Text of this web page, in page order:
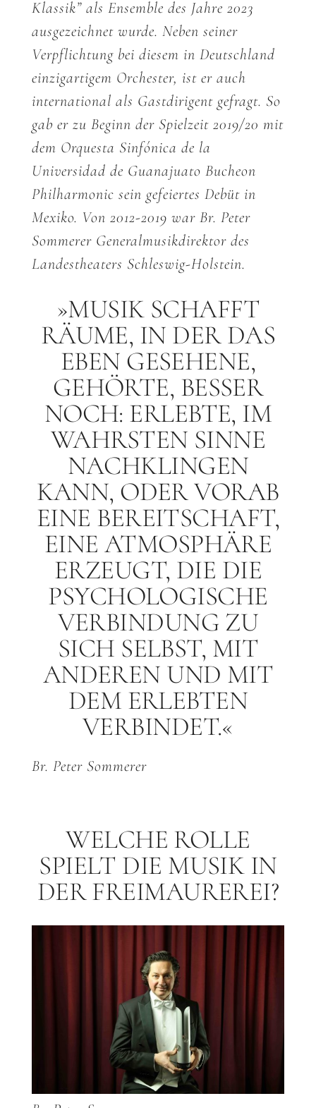
Klassik” als Ensemble des Jahre 2023
ausgezeichnet wurde. Neben seiner
Verpflichtung bei diesem in Deutschland
einzigartigem Orchester, ist er auch
international als Gastdirigent gefragt. So
gab er zu Beginn der Spielzeit 2019/20 mit
dem Orquesta Sinfónica de la
Universidad de Guanajuato Bucheon
Philharmonic sein gefeiertes Debüt in
Mexiko. Von 2012-2019 war Br. Peter
Sommerer Generalmusikdirektor des
Landestheaters Schleswig-Holstein.
»MUSIK SCHAFFT
RÄUME, IN DER DAS
EBEN GESEHENE,
GEHÖRTE, BESSER
NOCH: ERLEBTE, IM
WAHRSTEN SINNE
NACHKLINGEN
KANN, ODER VORAB
EINE BEREITSCHAFT,
EINE ATMOSPHÄRE
ERZEUGT, DIE DIE
PSYCHOLOGISCHE
VERBINDUNG ZU
SICH SELBST, MIT
ANDEREN UND MIT
DEM ERLEBTEN
VERBINDET.«
Br. Peter Sommerer
WELCHE ROLLE
SPIELT DIE MUSIK IN
DER FREIMAUREREI?